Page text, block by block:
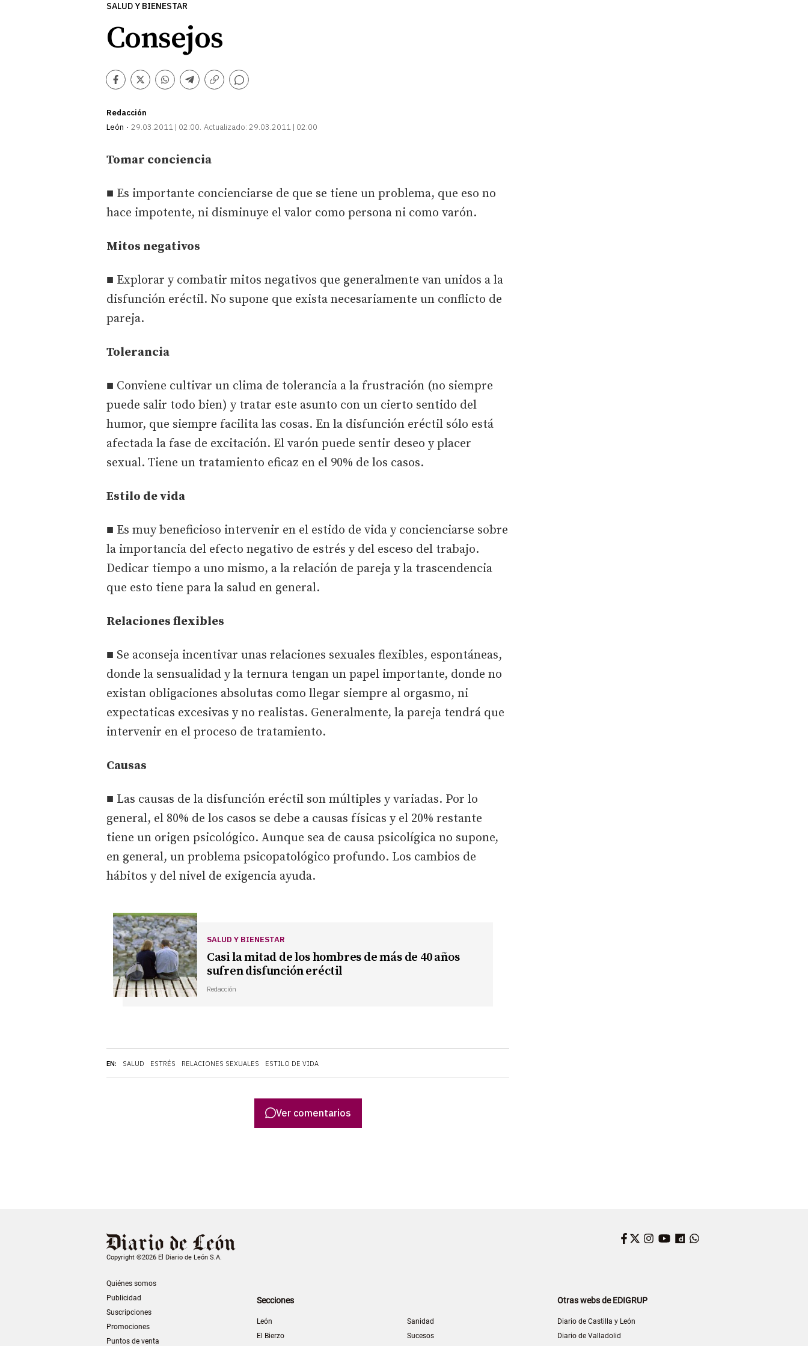
SALUD Y BIENESTAR
Consejos
Facebook
TwitterWhatsapp
Telegram
Copiar
Comentarios
Redacción
León
29.03.2011 | 02:00 Actualizado: 29.03.2011 | 02:00
EN: SALUD ESTRÉS RELACIONES SEXUALES ESTILO DE VIDA
Tomar conciencia
■ Es importante concienciarse de que se tiene un problema, que eso no
hace impotente, ni disminuye el valor como persona ni como varón.
Mitos negativos
■ Explorar y combatir mitos negativos que generalmente van unidos a la
disfunción eréctil. No supone que exista necesariamente un conflicto de
pareja.
Tolerancia
■ Conviene cultivar un clima de tolerancia a la frustración (no siempre
puede salir todo bien) y tratar este asunto con un cierto sentido del
humor, que siempre facilita las cosas. En la disfunción eréctil sólo está
afectada la fase de excitación. El varón puede sentir deseo y placer
sexual. Tiene un tratamiento eficaz en el 90% de los casos.
Estilo de vida
■ Es muy beneficioso intervenir en el estido de vida y concienciarse sobre
la importancia del efecto negativo de estrés y del esceso del trabajo.
Dedicar tiempo a uno mismo, a la relación de pareja y la trascendencia
que esto tiene para la salud en general.
Relaciones flexibles
■ Se aconseja incentivar unas relaciones sexuales flexibles, espontáneas,
donde la sensualidad y la ternura tengan un papel importante, donde no
existan obligaciones absolutas como llegar siempre al orgasmo, ni
expectaticas excesivas y no realistas. Generalmente, la pareja tendrá que
intervenir en el proceso de tratamiento.
Causas
■ Las causas de la disfunción eréctil son múltiples y variadas. Por lo
general, el 80% de los casos se debe a causas físicas y el 20% restante
tiene un origen psicológico. Aunque sea de causa psicolígica no supone,
en general, un problema psicopatológico profundo. Los cambios de
hábitos y del nivel de exigencia ayuda.
SALUD Y BIENESTAR
Casi la mitad de los hombres de más de 40 años
sufren disfunción eréctil
Redacción
Ver comentarios
Copyright ©2026 El Diario de León S.A.
Quiénes somos
Publicidad
Suscripciones
Promociones
Puntos de venta
Facebook
Twitter
Instagram
YouTube
Dailymotion
Secciones
León
El Bierzo
Sanidad
Sucesos
Otras webs de EDIGRUP
Diario de Castilla y León
Diario de Valladolid